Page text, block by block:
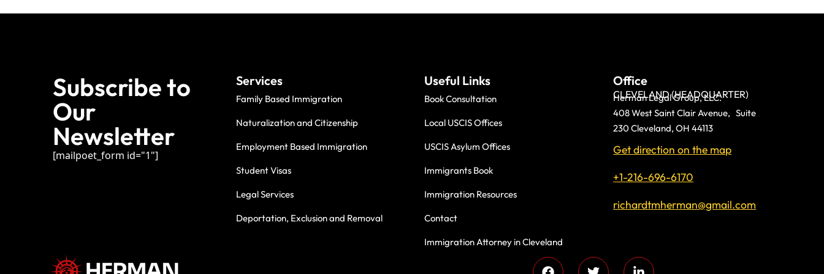
Subscribe to
Our
Newsletter
[mailpoet_form id="1"]
Services
Family Based Immigration
Naturalization and Citizenship
Employment Based Immigration
Student Visas
Legal Services
Deportation, Exclusion and Removal
Useful Links
Book Consultation
Local USCIS Offices
USCIS Asylum Offices
Immigrants Book
Immigration Resources
Contact
Immigration Attorney in Cleveland
Office
CLEVELAND (HEADQUARTER)
Herman Legal Group, LLC.
408 West Saint Clair Avenue, Suite
230 Cleveland, OH 44113
Get direction on the map
+1-216-696-6170
richardtmherman@gmail.com